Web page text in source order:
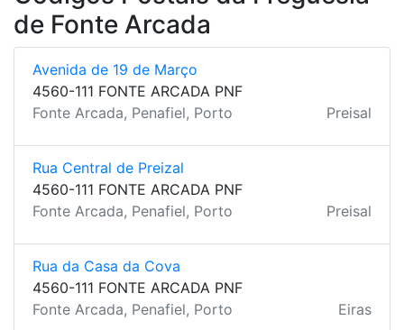
de Fonte Arcada
Avenida de 19 de Março
4560-111 FONTE ARCADA PNF
Fonte Arcada, Penafiel, Porto
Preisal
Rua Central de Preizal
4560-111 FONTE ARCADA PNF
Fonte Arcada, Penafiel, Porto
Preisal
Rua da Casa da Cova
4560-111 FONTE ARCADA PNF
Fonte Arcada, Penafiel, Porto
Eiras